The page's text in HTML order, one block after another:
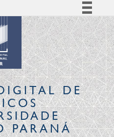
Simplifique!
Comunica BR
Participe
Acesso à informação
Legislação
CanaisDE
PARANÁ